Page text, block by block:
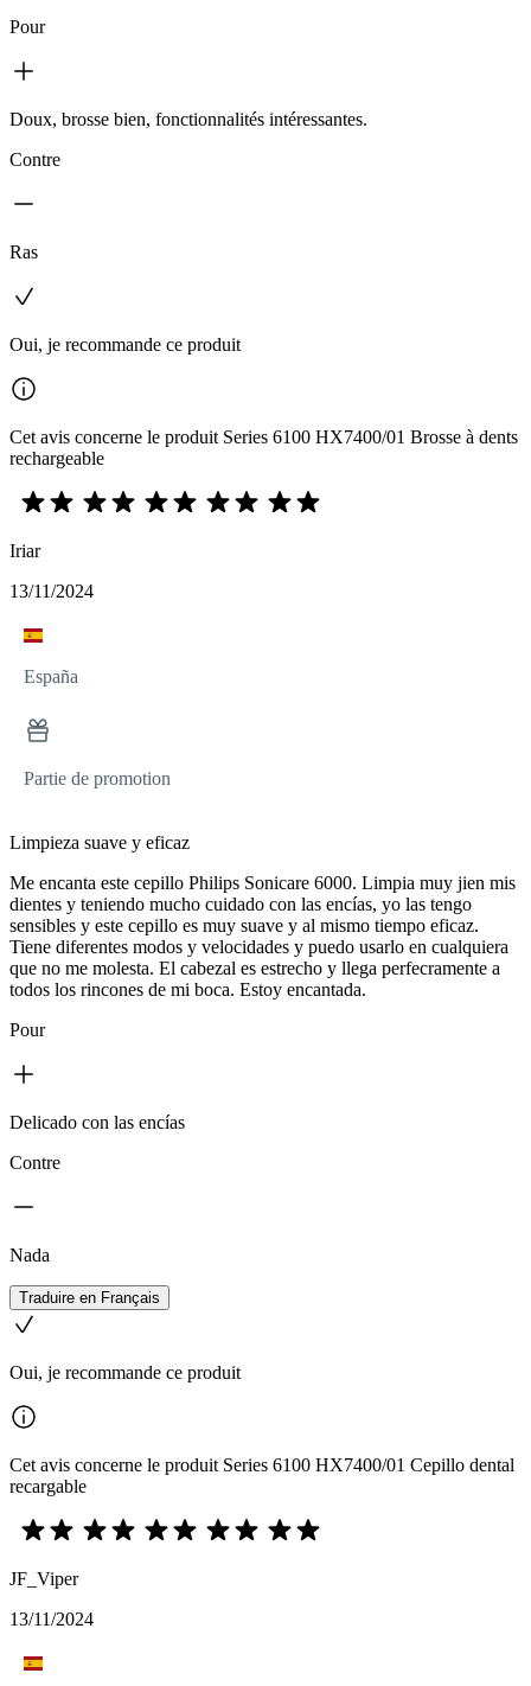
Pour
Doux, brosse bien, fonctionnalités intéressantes.
Contre
Ras
Oui, je recommande ce produit
Cet avis concerne le produit Series 6100 HX7400/01 Brosse à dents
rechargeable
Iriar
13/11/2024
España
Partie de promotion
Limpieza suave y eficaz
Me encanta este cepillo Philips Sonicare 6000. Limpia muy jien mis
dientes y teniendo mucho cuidado con las encías, yo las tengo
sensibles y este cepillo es muy suave y al mismo tiempo eficaz.
Tiene diferentes modos y velocidades y puedo usarlo en cualquiera
que no me molesta. El cabezal es estrecho y llega perfecramente a
todos los rincones de mi boca. Estoy encantada.
Pour
Delicado con las encías
Contre
Nada
Traduire en Français
Oui, je recommande ce produit
Cet avis concerne le produit Series 6100 HX7400/01 Cepillo dental
recargable
JF_Viper
13/11/2024